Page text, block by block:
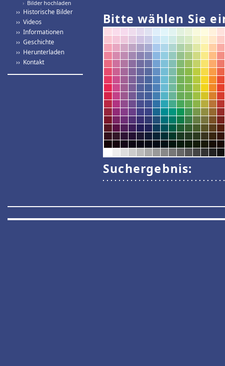
› Bilder hochladen
›› Historische Bilder
›› Videos
›› Informationen
›› Geschichte
›› Herunterladen
›› Kontakt
Bitte wählen Sie
Suchergebnis: